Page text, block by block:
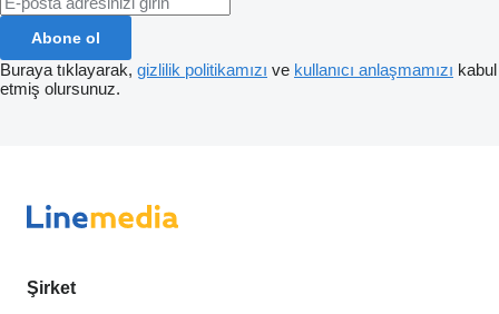
Abone ol
Buraya tıklayarak, gizlilik politikamızı ve kullanıcı anlaşmamızı kabul
etmiş olursunuz.
Şirket